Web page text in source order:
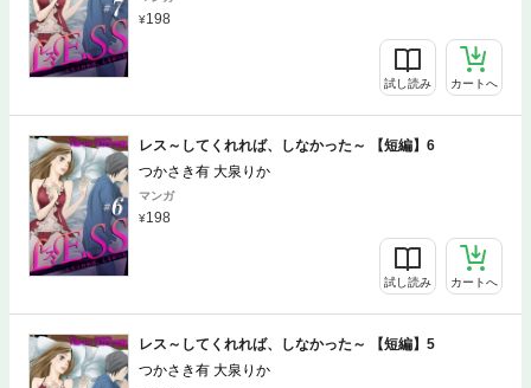
198
試し読み カートへ
レス～してくれれば、しなかった～ 【短編】6
つかさき有 大泉りか
マンガ
198
試し読み カートへ
レス～してくれれば、しなかった～ 【短編】5
つかさき有 大泉りか